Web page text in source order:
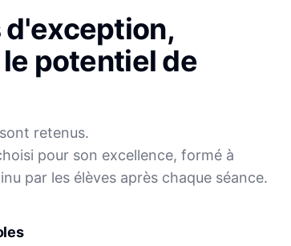
Mei Sophie
d'exception,
potentiel de
retenus.
pour son excellence, formé à
par les élèves après chaque séance.